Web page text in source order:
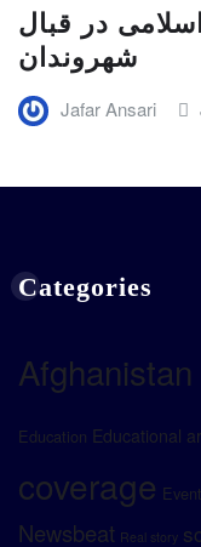
در قبال
شهروندان
Jafar Ansari
Categories
Education Educational
coverage
Newsbeat Real story